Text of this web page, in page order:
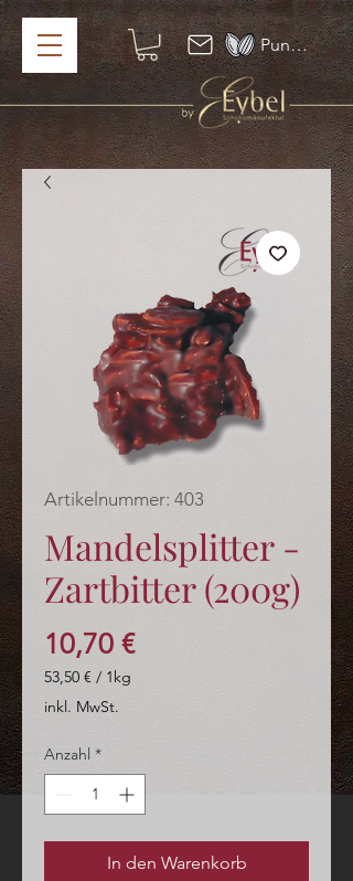
Punkte ansehen
Artikelnummer: 403
Mandelsplitter -
Zartbitter (200g)
10,70 €Preis
53,50 € / 1kg
53,50 €
Kilogramm
inkl. MwSt.
Anzahl *
In den Warenkorb